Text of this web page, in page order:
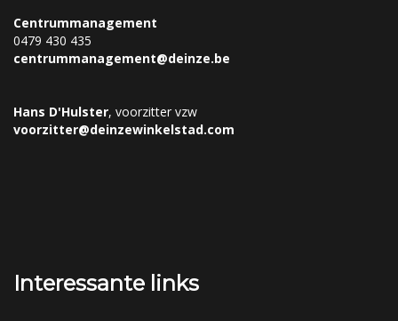
Centrummanagement
0479 430 435
centrummanagement@deinze.be
Hans D'Hulster, voorzitter vzw
voorzitter@deinzewinkelstad.com
Interessante links